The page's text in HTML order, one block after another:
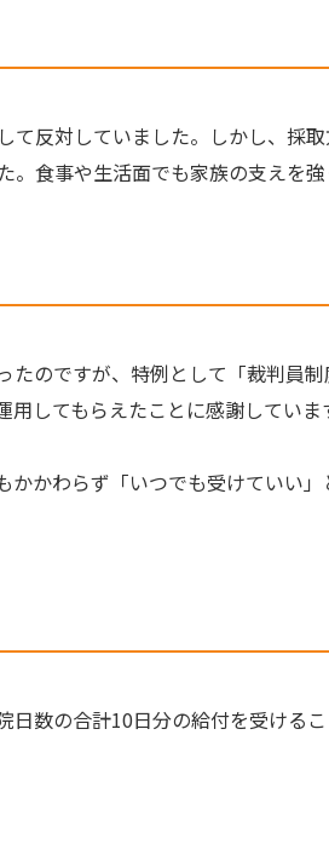
反対していました。しかし、採
食事や生活面でも家族の支えを強
のですが、特例として「裁判員
してもらえたことに感謝していま
かわらず「いつでも受けていい
数の合計10日分の給付を受ける